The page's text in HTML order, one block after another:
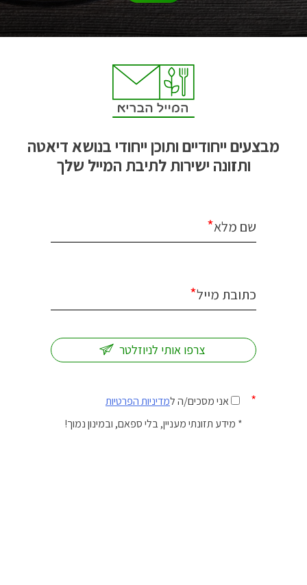
מבצעים ייחודיים ותוכן ייחודי בנושא דיאטה
ותזונה ישירות לתיבת המייל שלך
שם מלא*
כתובת מייל*
* אני מסכים/ה למדיניות הפרטיות
* מידע תזונתי מעניין, בלי ספאם, ובמינון נמוך!